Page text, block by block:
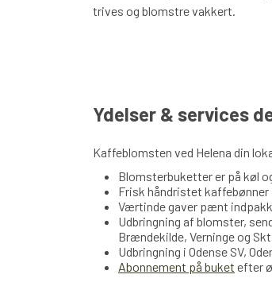
trives og blomstre vakkert.
Ydelser & services
Kaffeblomsten ved Helena din
Blomsterbuketter er på køl
Frisk håndristet kaffebønner
Værtinde gaver pænt
Udbringning af blomster,
Brændekilde, Verninge og
Udbringning i Odense SV,
Abonnement på buket efter